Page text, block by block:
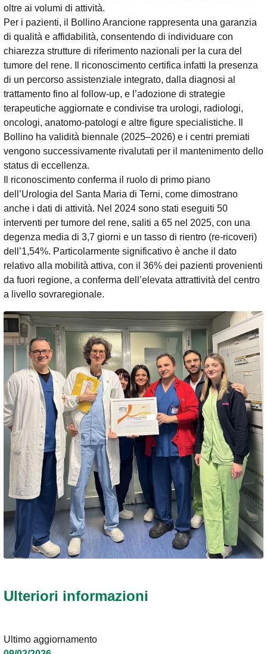
oltre ai volumi di attività.
Per i pazienti, il Bollino Arancione rappresenta una garanzia
di qualità e affidabilità, consentendo di individuare con
chiarezza strutture di riferimento nazionali per la cura del
tumore del rene. Il riconoscimento certifica infatti la presenza
di un percorso assistenziale integrato, dalla diagnosi al
trattamento fino al follow-up, e l’adozione di strategie
terapeutiche aggiornate e condivise tra urologi, radiologi,
oncologi, anatomo-patologi e altre figure specialistiche. Il
Bollino ha validità biennale (2025–2026) e i centri premiati
vengono successivamente rivalutati per il mantenimento dello
status di eccellenza.
Il riconoscimento conferma il ruolo di primo piano
dell’Urologia del Santa Maria di Terni, come dimostrano
anche i dati di attività. Nel 2024 sono stati eseguiti 50
interventi per tumore del rene, saliti a 65 nel 2025, con una
degenza media di 3,7 giorni e un tasso di rientro (re-ricoveri)
dell’1,54%. Particolarmente significativo è anche il dato
relativo alla mobilità attiva, con il 36% dei pazienti provenienti
da fuori regione, a conferma dell’elevata attrattività del centro
a livello sovraregionale.
Ulteriori informazioni
Ultimo aggiornamento